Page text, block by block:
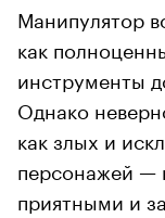
Манипулятор
как
инструменты
Однако
как злых и
персонажей —
приятными и